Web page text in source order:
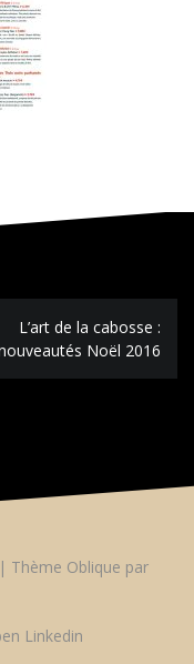
L’art de la cabosse :
Noël 2016
| Thème Oblique par
Linkedin